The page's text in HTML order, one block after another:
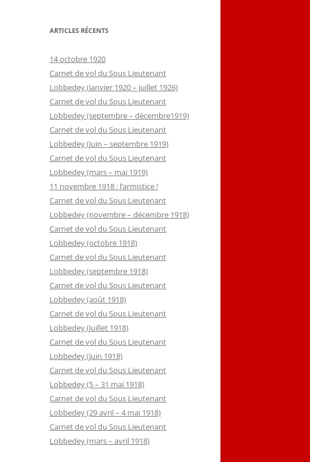
ARTICLES RÉCENTS
14 octobre 1920
Carnet de vol du Sous Lieutenant
Lobbedey (janvier 1920 – juillet 1926)
Carnet de vol du Sous Lieutenant
Lobbedey (septembre – décembre1919)
Carnet de vol du Sous Lieutenant
Lobbedey (juin – septembre 1919)
Carnet de vol du Sous Lieutenant
Lobbedey (mars – mai 1919)
11 novembre 1918 : l’armistice !
Carnet de vol du Sous Lieutenant
Lobbedey (novembre – décembre 1918)
Carnet de vol du Sous Lieutenant
Lobbedey (octobre 1918)
Carnet de vol du Sous Lieutenant
Lobbedey (septembre 1918)
Carnet de vol du Sous Lieutenant
Lobbedey (août 1918)
Carnet de vol du Sous Lieutenant
Lobbedey (juillet 1918)
Carnet de vol du Sous Lieutenant
Lobbedey (juin 1918)
Carnet de vol du Sous Lieutenant
Lobbedey (5 – 31 mai 1918)
Carnet de vol du Sous Lieutenant
Lobbedey (29 avril – 4 mai 1918)
Carnet de vol du Sous Lieutenant
Lobbedey (mars – avril 1918)